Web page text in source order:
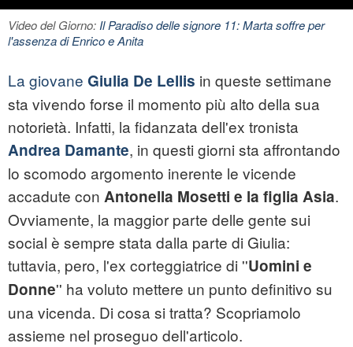
Video del Giorno:Il Paradiso delle signore 11: Marta soffre per
l'assenza di Enrico e Anita
La giovane Giulia De Lellis in queste settimane
sta vivendo forse il momento più alto della sua
notorietà. Infatti, la fidanzata dell'ex tronista
Andrea Damante, in questi giorni sta affrontando
lo scomodo argomento inerente le vicende
accadute con Antonella Mosetti e la figlia Asia.
Ovviamente, la maggior parte delle gente sui
social è sempre stata dalla parte di Giulia:
tuttavia, pero, l'ex corteggiatrice di ''Uomini e
Donne'' ha voluto mettere un punto definitivo su
una vicenda. Di cosa si tratta? Scopriamolo
assieme nel proseguo dell'articolo.